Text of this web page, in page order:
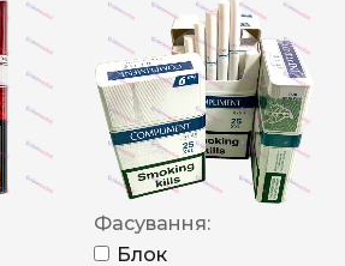
Фасування:
Блок